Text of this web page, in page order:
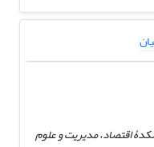
اقتصاد، مدیریت و علوم